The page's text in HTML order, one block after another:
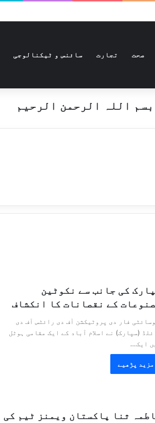
صحت تجارت سائنس و ٹیکنالوجی
بسم اللہ الرحمن الرحیم
کی جانب سے نکوٹین
کے نقصانات کا انکشاف
فار دی پروٹیکشن آف دی رائٹس آف دی
(سپارک) نے اسلام آباد کے ایک مقامی ہوٹل
ایک…
مزید پڑھیے
ثنا پاکستان ویمنز ٹیم کی